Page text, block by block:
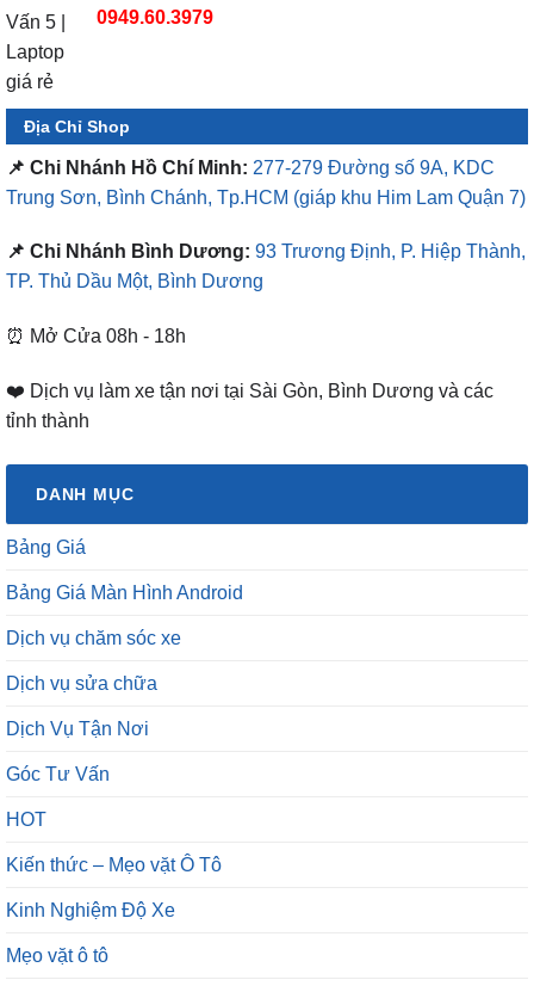
0949.60.3979
Địa Chỉ Shop
📌 Chi Nhánh Hồ Chí Minh: 277-279 Đường số 9A, KDC
Trung Sơn, Bình Chánh, Tp.HCM (giáp khu Him Lam Quận 7)
📌 Chi Nhánh Bình Dương: 93 Trương Định, P. Hiệp Thành,
TP. Thủ Dầu Một, Bình Dương
⏰ Mở Cửa 08h - 18h
❤️ Dịch vụ làm xe tận nơi tại Sài Gòn, Bình Dương và các
tỉnh thành
DANH MỤC
Bảng Giá
Bảng Giá Màn Hình Android
Dịch vụ chăm sóc xe
Dịch vụ sửa chữa
Dịch Vụ Tận Nơi
Góc Tư Vấn
HOT
Kiến thức – Mẹo vặt Ô Tô
Kinh Nghiệm Độ Xe
Mẹo vặt ô tô